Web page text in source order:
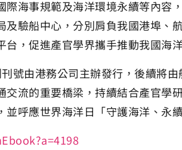
海事規範及海洋環境永續等內
驗船中心，分別肩負我國港埠
，促進產官學界攜手推動我國海
號由港務公司主辦發行，後續將
流的重要橋梁，持續結合產官
呼應世界海洋日「守護海洋、永